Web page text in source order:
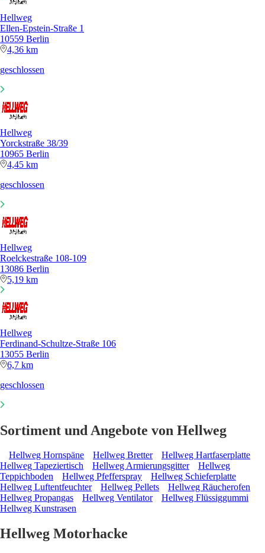
Hellweg
Ellen-Epstein-Straße 1
10559 Berlin
4,36 km
geschlossen
Hellweg
Yorckstraße 38/39
10965 Berlin
4,45 km
geschlossen
Hellweg
Roelckestraße 108-109
13086 Berlin
5,19 km
Hellweg
Ferdinand-Schultze-Straße 106
13055 Berlin
6,7 km
geschlossen
Sortiment und Angebote von Hellweg
Hellweg Hornspäne Hellweg Bretter
Hellweg Hartfaserplatte
Hellweg Tapeziertisch
Hellweg Armierungsgitter
Hellweg
Teppichboden
Hellweg Pfefferspray
Hellweg Schieferplatte
Hellweg Luftentfeuchter
Hellweg Pellets
Hellweg Räucherofen
Hellweg Propangas
Hellweg Ventilator
Hellweg Flüssiggummi
Hellweg Kunstrasen
Hellweg Motorhacke